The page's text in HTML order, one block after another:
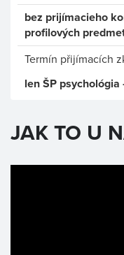
bez prijímacieho
profilových
Termín přijímacích
len ŠP
JAK TO U